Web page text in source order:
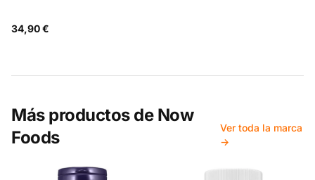
34,90 €
Más productos de Now
Foods
Ver toda la marca
→